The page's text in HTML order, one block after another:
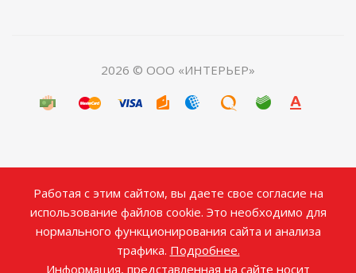
2026 © ООО «ИНТЕРЬЕР»
Работая с этим сайтом, вы даете свое согласие на
использование файлов cookie. Это необходимо для
нормального функционирования сайта и анализа
трафика. Подробнее.
Информация, представленная на сайте носит